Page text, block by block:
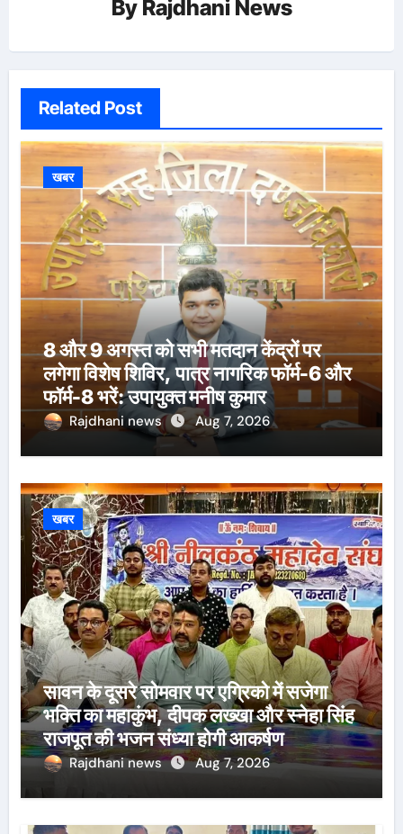
By Rajdhani News
Related Post
खबर
8 और 9 अगस्त को सभी मतदान केंद्रों पर
लगेगा विशेष शिविर, पात्र नागरिक फॉर्म-6 और
फॉर्म-8 भरें: उपायुक्त मनीष कुमार
Rajdhani news Aug 7, 2026
खबर
सावन के दूसरे सोमवार पर एग्रिको में सजेगा
भक्ति का महाकुंभ, दीपक लख्खा और स्नेहा सिंह
राजपूत की भजन संध्या होगी आकर्षण
Rajdhani news Aug 7, 2026